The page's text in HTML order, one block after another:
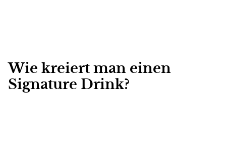
Wie kreiert man einen
Signature Drink?